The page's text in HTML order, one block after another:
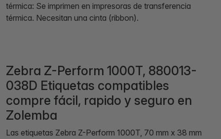
térmica: Se imprimen en impresoras de transferencia
térmica. Necesitan una cinta (ribbon).
Zebra Z-Perform 1000T, 880013-
038D Etiquetas compatibles
compre fácil, rapido y seguro en
Zolemba
Las etiquetas Zebra Z-Perform 1000T, 70 mm x 38 mm